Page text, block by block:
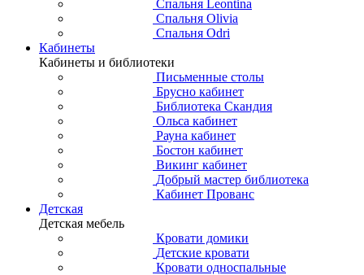
Спальня Leontina
Спальня Olivia
Спальня Odri
Кабинеты
Кабинеты и библиотеки
Письменные столы
Брусно кабинет
Библиотека Скандия
Ольса кабинет
Рауна кабинет
Бостон кабинет
Викинг кабинет
Добрый мастер библиотека
Кабинет Прованс
Детская
Детская мебель
Кровати домики
Детские кровати
Кровати односпальные